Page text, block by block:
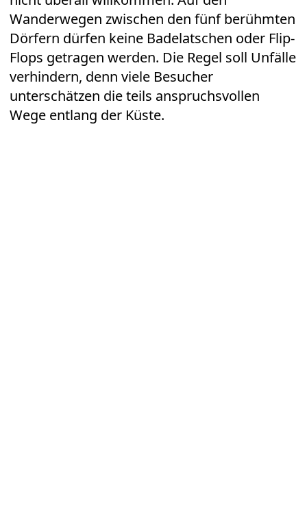
Wanderwegen zwischen den fünf berühmten
Dörfern dürfen keine Badelatschen oder Flip-
Flops getragen werden. Die Regel soll Unfälle
verhindern, denn viele Besucher
unterschätzen die teils anspruchsvollen
Wege entlang der Küste.